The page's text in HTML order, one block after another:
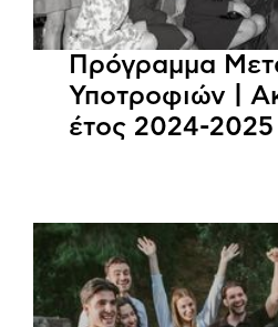
Πρόγραμμα
Υποτροφιών |
έτος 2024-2025